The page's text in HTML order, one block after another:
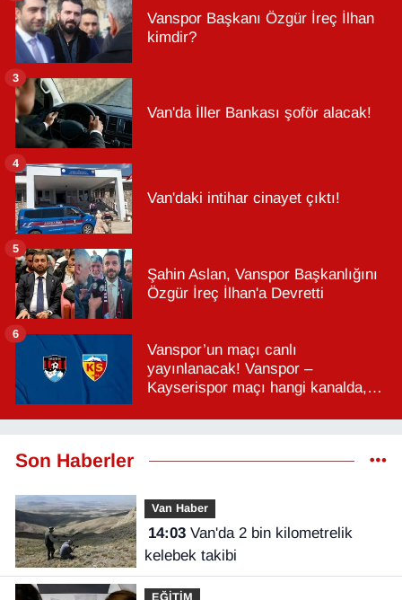
Vanspor Başkanı Özgür İreç İlhan
kimdir?
Van'da İller Bankası şoför alacak!
3
Van'daki intihar cinayet çıktı!
4
Şahin Aslan, Vanspor Başkanlığını
Özgür İreç İlhan'a Devretti
5
Vanspor’un maçı canlı
yayınlanacak! Vanspor –
Kayserispor maçı hangi kanalda,
6
Son Haberler
Van Haber
14:03Van'da 2 bin kilometrelik
kelebek takibi
EĞİTİM